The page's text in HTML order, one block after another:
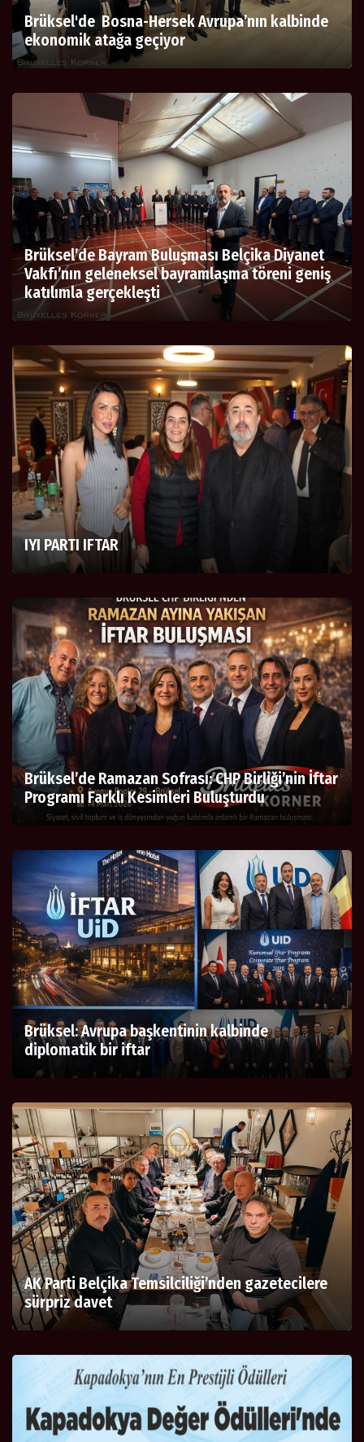
Brüksel'de Bosna-Hersek Avrupa’nın kalbinde
ekonomik atağa geçiyor
Brüksel’de Bayram Buluşması Belçika Diyanet
Vakfı’nın geleneksel bayramlaşma töreni geniş
katılımla gerçekleşti
IYI PARTI IFTAR
Brüksel’de Ramazan Sofrası: CHP Birliği’nin İftar
Programı Farklı Kesimleri Buluşturdu
Brüksel: Avrupa başkentinin kalbinde
diplomatik bir iftar
AK Parti Belçika Temsilciliği’nden gazetecilere
sürpriz davet